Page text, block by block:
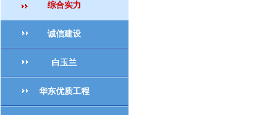
综合实力
诚信建设
白玉兰
华东优质工程